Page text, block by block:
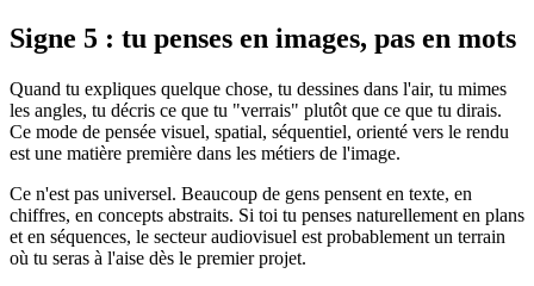
Signe 5 : tu penses en images, pas en mots
Quand tu expliques quelque chose, tu dessines dans l'air, tu mimes
les angles, tu décris ce que tu "verrais" plutôt que ce que tu dirais.
Ce mode de pensée visuel, spatial, séquentiel, orienté vers le rendu
est une matière première dans les métiers de l'image.
Ce n'est pas universel. Beaucoup de gens pensent en texte, en
chiffres, en concepts abstraits. Si toi tu penses naturellement en plans
et en séquences, le secteur audiovisuel est probablement un terrain
où tu seras à l'aise dès le premier projet.